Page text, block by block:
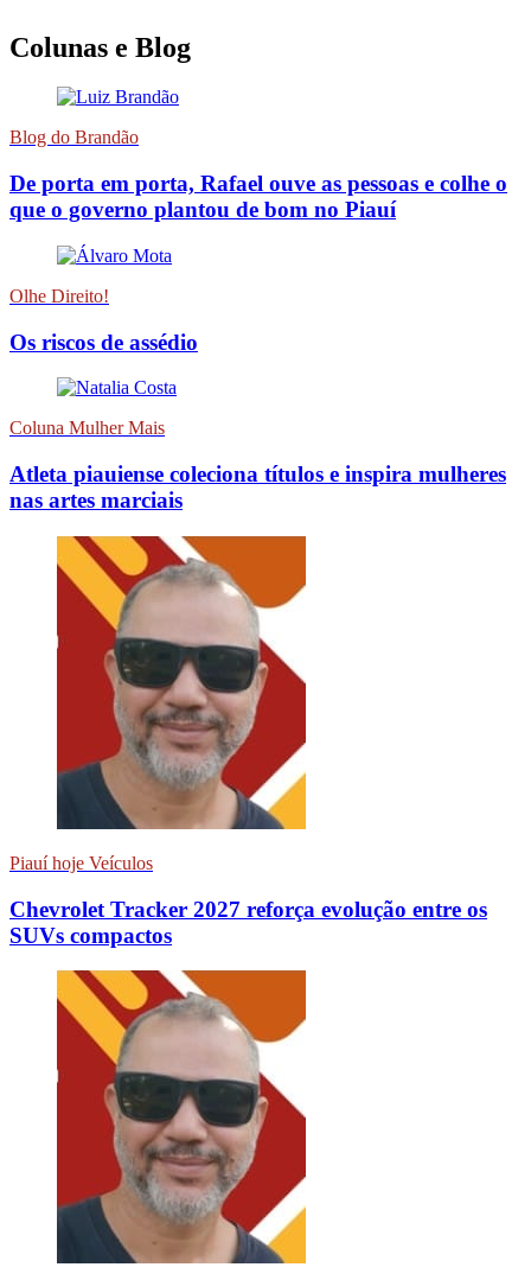
Colunas e Blog
Blog do Brandão
De porta em porta, Rafael ouve as pessoas e colhe o
que o governo plantou de bom no Piauí
Olhe Direito!
Os riscos de assédio
Coluna Mulher Mais
Atleta piauiense coleciona títulos e inspira mulheres
nas artes marciais
Piauí hoje Veículos
Chevrolet Tracker 2027 reforça evolução entre os
SUVs compactos